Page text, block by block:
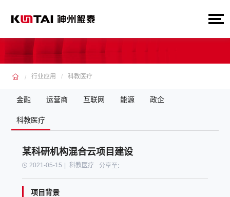
行业应用 科教医疗
金融 运营商 互联网 能源 政企
科教医疗
某科研机构混合云项目建设
2021-05-15 科教医疗 分享至:
项目背景